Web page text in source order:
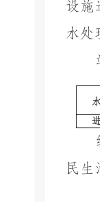
设施
水处
民